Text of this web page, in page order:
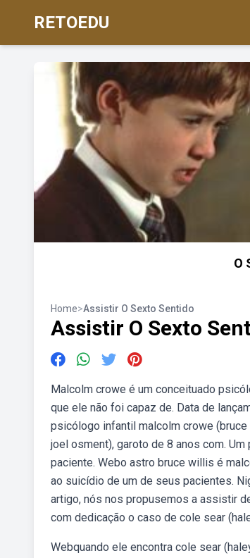
RETOEDU
O
Home>Assistir O Sexto Sentido
Assistir O Sexto
Malcolm crowe é um conceituado
que ele não foi capaz de. Data de
psicólogo infantil malcolm crowe
joel osment), garoto de 8 anos com.
paciente. Webo astro bruce willis é
ao suicídio de um de seus pacientes.
artigo, nós nos propusemos a assistir
com dedicação o caso de cole sear
Webquando ele encontra cole sear